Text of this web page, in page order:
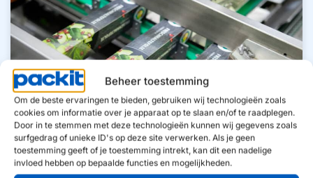
Beheer toestemming
Om de beste ervaringen te bieden, gebruiken wij technologieën zoals
cookies om informatie over je apparaat op te slaan en/of te raadplegen.
Door in te stemmen met deze technologieën kunnen wij gegevens zoals
surfgedrag of unieke ID's op deze site verwerken. Als je geen
toestemming geeft of je toestemming intrekt, kan dit een nadelige
invloed hebben op bepaalde functies en mogelijkheden.